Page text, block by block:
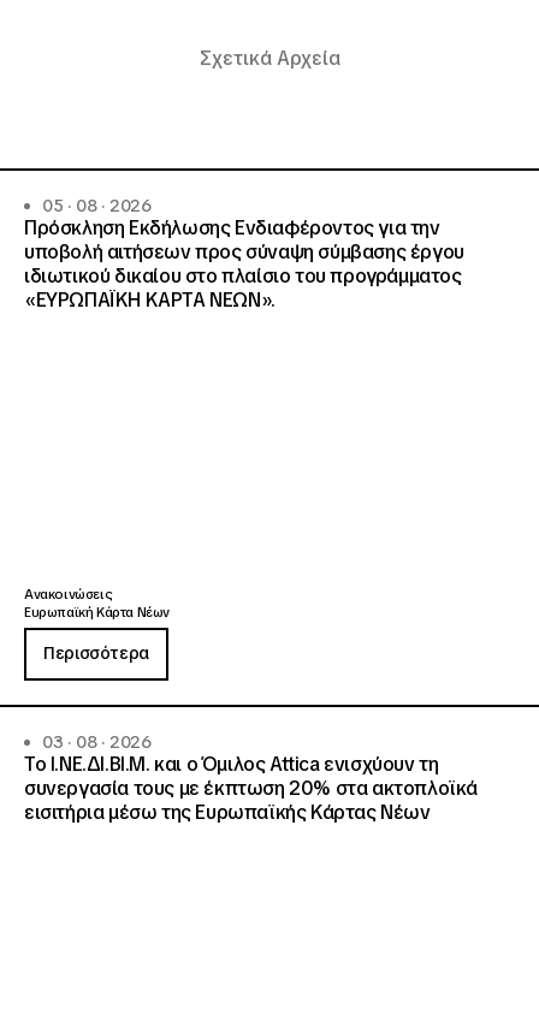
Σχετικά Αρχεία
05 · 08 · 2026
Πρόσκληση Εκδήλωσης Ενδιαφέροντος για την
υποβολή αιτήσεων προς σύναψη σύμβασης έργου
ιδιωτικού δικαίου στο πλαίσιο του προγράμματος
«ΕΥΡΩΠΑΪΚΗ ΚΑΡΤΑ ΝΕΩΝ».
Ανακοινώσεις
Ευρωπαϊκή Κάρτα Νέων
Περισσότερα
03 · 08 · 2026
Το Ι.ΝΕ.ΔΙ.ΒΙ.Μ. και o Όμιλος Attica ενισχύουν τη
συνεργασία τους με έκπτωση 20% στα ακτοπλοϊκά
εισιτήρια μέσω της Ευρωπαϊκής Κάρτας Νέων